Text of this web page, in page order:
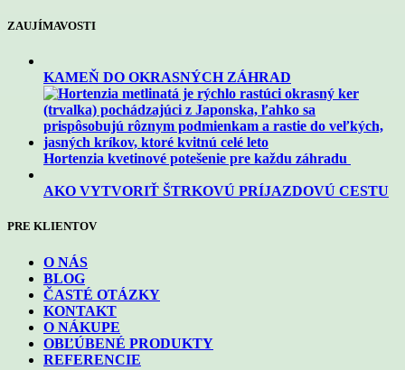
ZAUJÍMAVOSTI
KAMEŇ DO OKRASNÝCH ZÁHRAD
Hortenzia kvetinové potešenie pre každu záhradu
AKO VYTVORIŤ ŠTRKOVÚ PRÍJAZDOVÚ CESTU
PRE KLIENTOV
O NÁS
BLOG
ČASTÉ OTÁZKY
KONTAKT
O NÁKUPE
OBĽÚBENÉ PRODUKTY
REFERENCIE